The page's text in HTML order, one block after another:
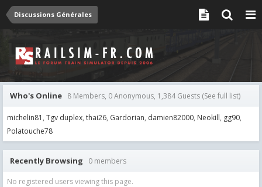
Discussions Générales
Who's Online 8 Members, 0 Anonymous, 1,384 Guests (See full list)
michelin81 Tgv duplex thai26 Gardorian damien82000 Neokill gg90
Polatouche78
Recently Browsing 0 members
No registered users viewing this page.